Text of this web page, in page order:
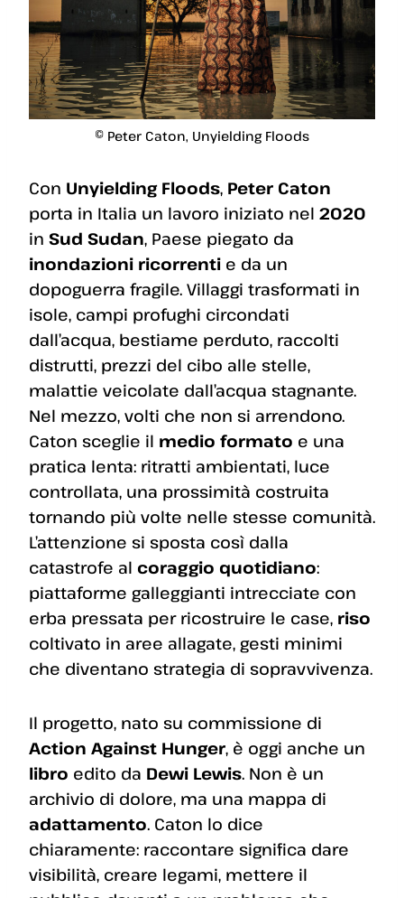
© Peter Caton, Unyielding Floods
Con Unyielding Floods, Peter Caton
porta in Italia un lavoro iniziato nel 2020
in Sud Sudan, Paese piegato da
inondazioni ricorrenti e da un
dopoguerra fragile. Villaggi trasformati in
isole, campi profughi circondati
dall’acqua, bestiame perduto, raccolti
distrutti, prezzi del cibo alle stelle,
malattie veicolate dall’acqua stagnante.
Nel mezzo, volti che non si arrendono.
Caton sceglie il medio formato e una
pratica lenta: ritratti ambientati, luce
controllata, una prossimità costruita
tornando più volte nelle stesse comunità.
L’attenzione si sposta così dalla
catastrofe al coraggio quotidiano:
piattaforme galleggianti intrecciate con
erba pressata per ricostruire le case, riso
coltivato in aree allagate, gesti minimi
che diventano strategia di sopravvivenza.
Il progetto, nato su commissione di
Action Against Hunger, è oggi anche un
libro edito da Dewi Lewis. Non è un
archivio di dolore, ma una mappa di
adattamento. Caton lo dice
chiaramente: raccontare significa dare
visibilità, creare legami, mettere il